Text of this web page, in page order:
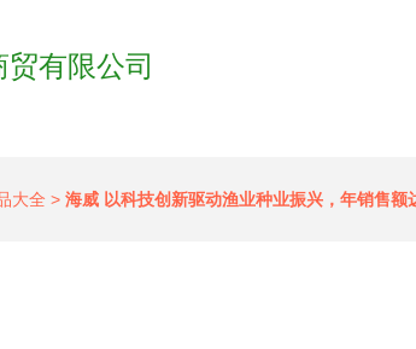
有限公司
大全 > 海威 以科技创新驱动渔业种业振兴，年销售额